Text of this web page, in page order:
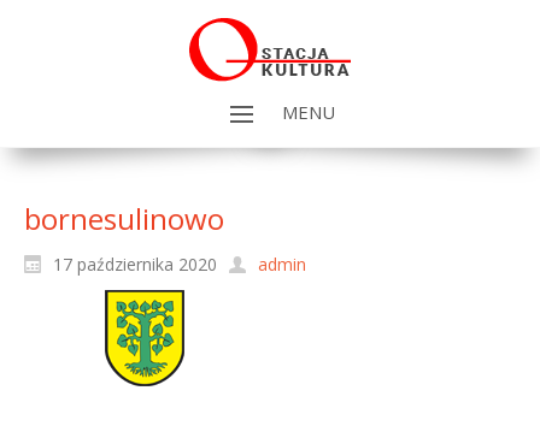
MENU
bornesulinowo
17 października 2020 admin